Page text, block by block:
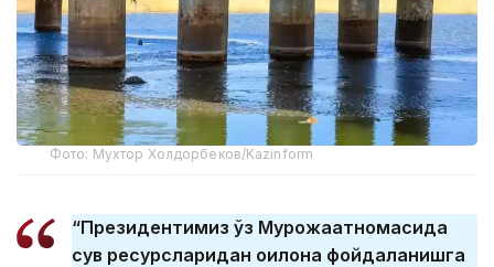
Фото: Мухтор Холдорбеков/Kazinform
“Президентимиз ўз Мурожаатномасида
сув ресурсларидан оқилона фойдаланишга